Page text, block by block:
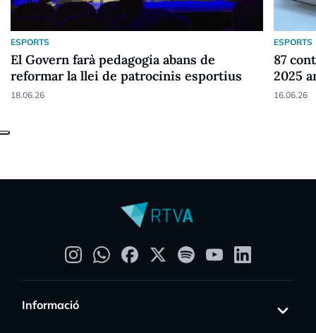
ESPORTS
El Govern farà pedagogia abans de
reformar la llei de patrocinis esportius
18.06.26
ESPORTS
87
2025
16.06.26
Informació